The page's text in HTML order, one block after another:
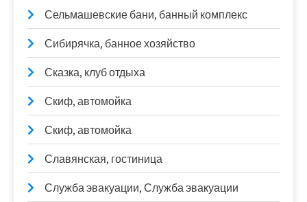
Сельмашевские бани, банный комплекс
Сибирячка, банное хозяйство
Сказка, клуб отдыха
Скиф, автомойка
Скиф, автомойка
Славянская, гостиница
Служба эвакуации, Служба эвакуации